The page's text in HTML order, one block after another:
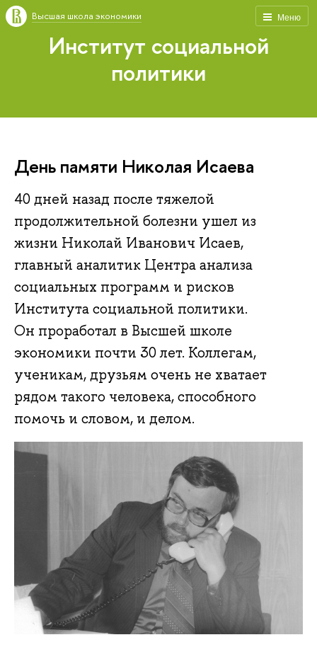
Меню
Высшая школа экономики
Институт социальной
политики
День памяти Николая Исаева
40 дней назад после тяжелой
продолжительной болезни ушел из
жизни Николай Иванович Исаев,
главный аналитик Центра анализа
социальных программ и рисков
Института социальной политики.
Он проработал в Высшей школе
экономики почти 30 лет. Коллегам,
ученикам, друзьям очень не хватает
рядом такого человека, способного
помочь и словом, и делом.